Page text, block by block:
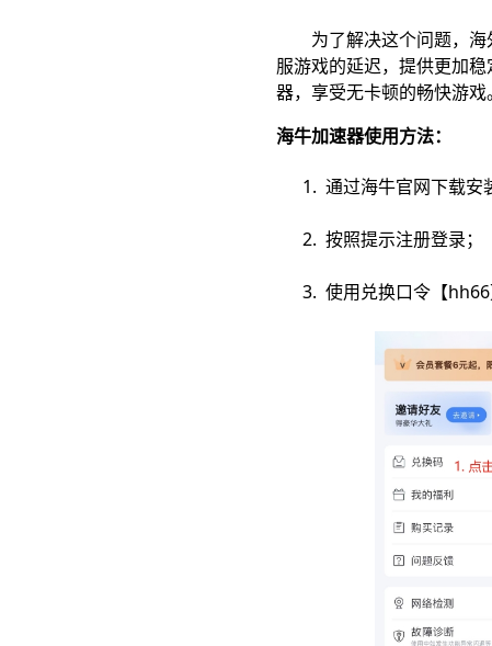
为了解决这个问题，海
服游戏的延迟，提供更加
器，享受无卡顿的畅快游戏。
海牛加速器使用方法：
1. 通过海牛官网下载安
2. 按照提示注册登录；
3. 使用兑换口令【hh66